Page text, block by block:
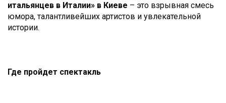
итальянцев в Италии» в Киеве – это взрывная смесь
юмора, талантливейших артистов и увлекательной
истории.
Где пройдет спектакль